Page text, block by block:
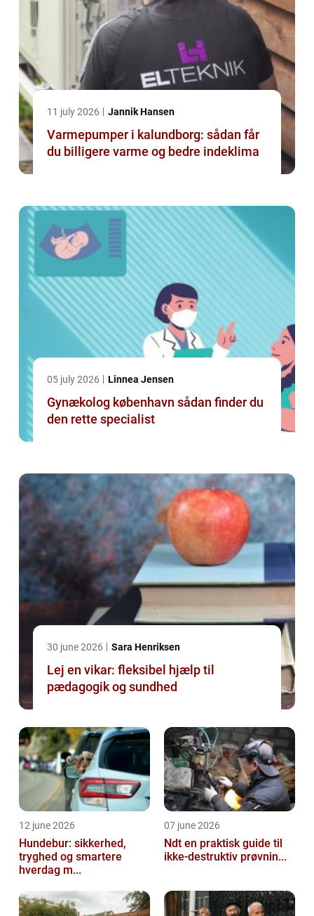
11 july 2026 Jannik Hansen
Varmepumper i kalundborg: sådan får
du billigere varme og bedre indeklima
05 july 2026 Linnea Jensen
Gynækolog københavn sådan finder du
den rette specialist
30 june 2026 Sara Henriksen
Lej en vikar: fleksibel hjælp til
pædagogik og sundhed
12 june 2026
Hundebur: sikkerhed,
tryghed og smartere
hverdag m...
07 june 2026
Ndt en praktisk guide til
ikke-destruktiv prøvnin...